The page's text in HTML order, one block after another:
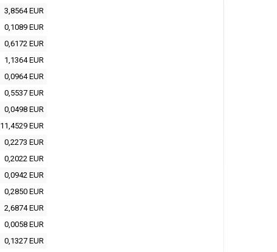
3,8564 EUR
0,1089 EUR
0,6172 EUR
1,1364 EUR
0,0964 EUR
0,5537 EUR
0,0498 EUR
11,4529 EUR
0,2273 EUR
0,2022 EUR
0,0942 EUR
0,2850 EUR
2,6874 EUR
0,0058 EUR
0,1327 EUR